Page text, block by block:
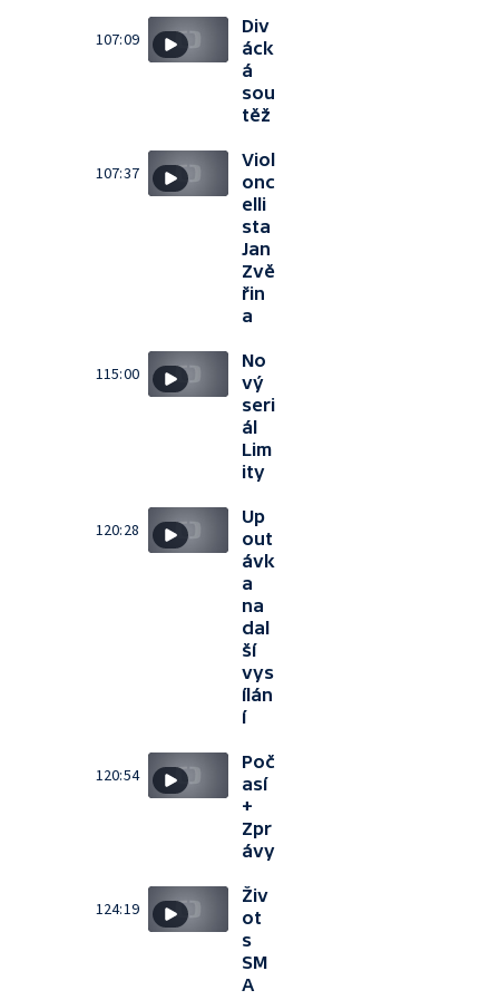
107:09
Div
áck
á
sou
těž
107:37
Viol
onc
elli
sta
Jan
Zvě
řin
a
115:00
No
vý
seri
ál
Lim
ity
120:28
Up
out
ávk
a
na
dal
ší
vys
ílán
í
120:54
Poč
así
+
Zpr
ávy
124:19
Živ
ot
s
SM
A